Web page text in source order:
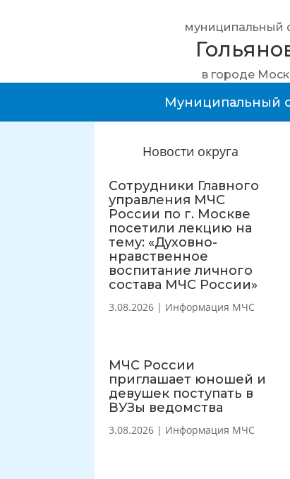
муниципальный
в городе
Муниципальный
Новости округа
Сотрудники Главного
управления МЧС
России по г. Москве
посетили лекцию на
тему: «Духовно-
нравственное
воспитание личного
состава МЧС России»
3.08.2026 | Информация МЧС
МЧС России
приглашает юношей и
девушек поступать в
ВУЗы ведомства
3.08.2026 | Информация МЧС